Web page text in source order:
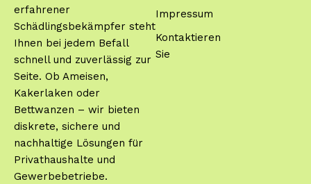
erfahrener
Schädlingsbekämpfer steht
Ihnen bei jedem Befall
schnell und zuverlässig zur
Seite. Ob Ameisen,
Kakerlaken oder
Bettwanzen – wir bieten
diskrete, sichere und
nachhaltige Lösungen für
Privathaushalte und
Gewerbebetriebe.
Impressum
Kontaktieren
Sie